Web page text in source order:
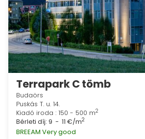
Terrapark C tömb
Budaörs
Puskás T. u. 14.
Kiadó iroda : 150 - 500 m2
Bérleti díj: 9 - 11 €/m2
BREEAM Very good